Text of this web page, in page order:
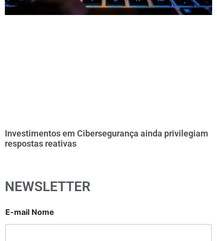
Investimentos em Cibersegurança ainda privilegiam
respostas reativas
NEWSLETTER
E-mail Nome